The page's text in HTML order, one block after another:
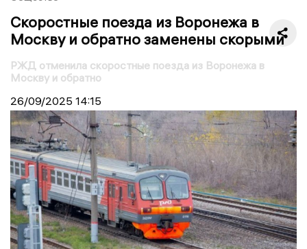
Скоростные поезда из Воронежа в
Москву и обратно заменены скорыми
РЖД отменила скоростные поезда из Воронежа в
Москву и обратно
26/09/2025 14:15